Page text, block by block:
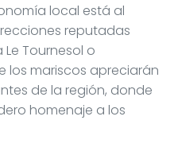
local está al
reputadas
Tournesol o
los mariscos apreciarán
de la región, donde
homenaje a los